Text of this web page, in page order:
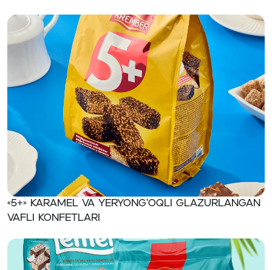
«5+» Karamel va yeryong’oqli glazurlangan
vafli konfetlari